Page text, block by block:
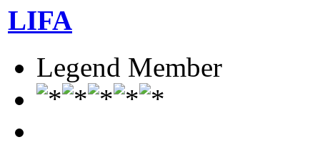
LIFA
Legend Member